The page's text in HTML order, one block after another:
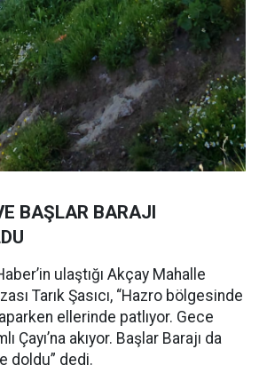
BAŞLAR BARAJI
ulaştığı Akçay Mahalle
Tarık Şasıcı, “Hazro bölgesinde
ellerinde patlıyor. Gece
Çayı’na akıyor. Başlar Barajı da
doldu” dedi.